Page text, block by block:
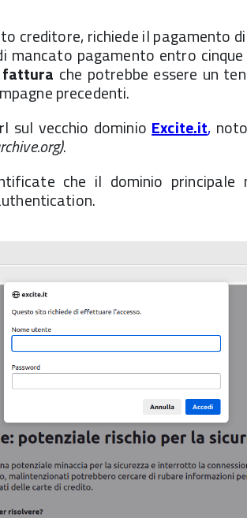
creditore, richiede il pagamento
mancato pagamento entro
fattura che potrebbe essere un
precedenti.
sul vecchio dominioExcite.it,
.
che il dominio principale